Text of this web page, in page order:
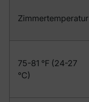
Zimmertemperatur
75-81 °F (24-27
°C)